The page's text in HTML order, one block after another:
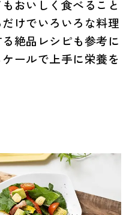
おいしく食べること
けでいろいろな料理
絶品レシピも参考に
ールで上手に栄養を